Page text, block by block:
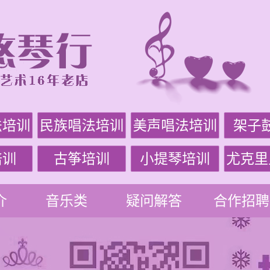
训 民族唱法培训 美声唱法培训 架子
古筝培训 小提琴培训 尤克
音乐类 疑问解答 合作招聘